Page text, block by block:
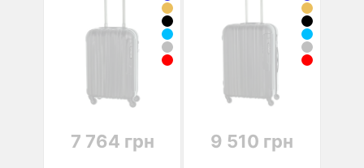
7 764 грн 9 510 грн